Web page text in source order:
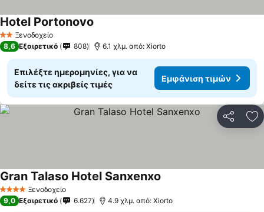
2 ΑστέριαΞενοδοχείο
Hotel Portonovo
8,6 Εξαιρετικό 808 6.1 χλμ. από: Xiorto
Επιλέξτε ημερομηνίες, για να
δείτε τις ακριβείς τιμές
Εμφάνιση τιμών
4 ΑστέριαΞενοδοχείο
Gran Talaso Hotel Sanxenxo
9,0 Εξαιρετικό 6.627 4.9 χλμ. από: Xiorto